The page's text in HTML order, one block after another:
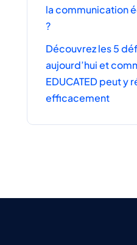
la communication
?
Découvrez les 5
aujourd’hui et
EDUCATED peut y
efficacement